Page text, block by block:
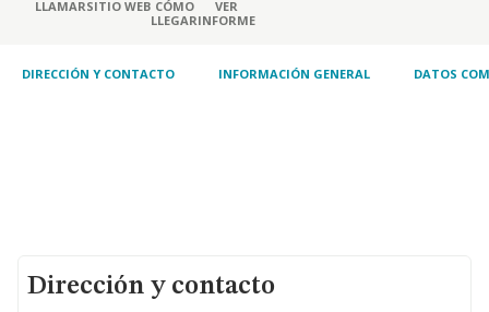
LLAMARSITIO WEB CÓMO
LLEGAR
VER
INFORME
DIRECCIÓN Y CONTACTO INFORMACIÓN GENERAL DATOS
Dirección y contacto